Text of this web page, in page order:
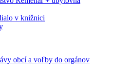
v knižnici
obcí a voľby do orgánov